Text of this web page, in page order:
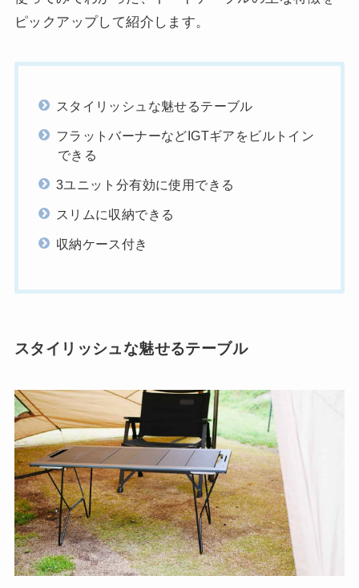
ピックアップして紹介します。
スタイリッシュな魅せるテーブル
フラットバーナーなどIGTギアをビルトイン
できる
3ユニット分有効に使用できる
スリムに収納できる
収納ケース付き
スタイリッシュな魅せるテーブル